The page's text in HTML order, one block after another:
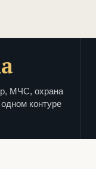
МЧС, охрана
контуре